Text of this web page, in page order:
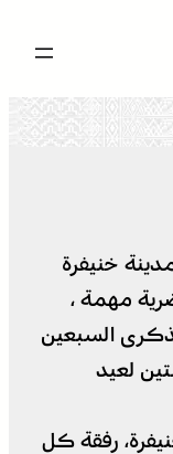
الاحد 20 غشت 2023 بمدينة خنيفرة
مهمة ،
السبعين
لعيد
رفقة كل